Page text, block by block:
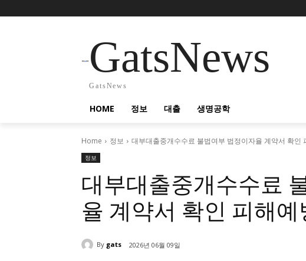
GatsNews
GatsNews
HOME 정보 대출 생명공학
Home 정보 대부대출중개수수료 불법여부 법정이자율 계약서 확인
정보
대부대출중개수수료
율 계약서 확인 피해예
By gats 2026년 06월 09일